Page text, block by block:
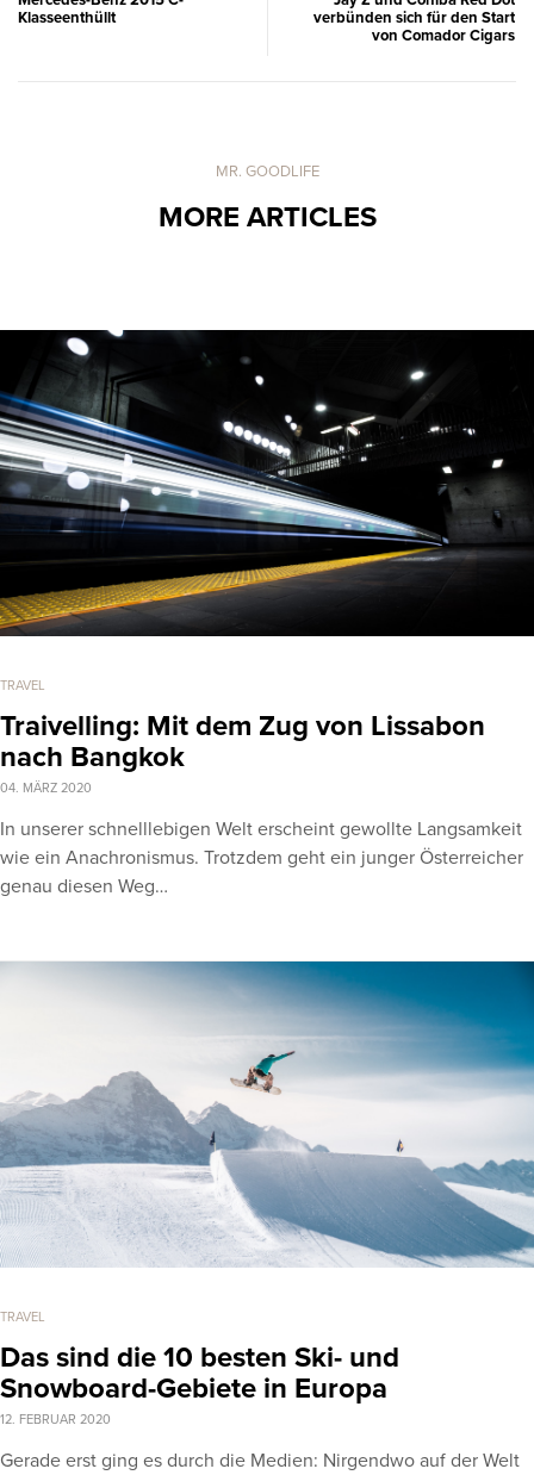
Klasseenthüllt
verbünden sich für den Start
von Comador Cigars
MR. GOODLIFE
MORE ARTICLES
TRAVEL
Traivelling: Mit dem Zug von Lissabon
nach Bangkok
04. MÄRZ 2020
In unserer schnelllebigen Welt erscheint gewollte Langsamkeit
wie ein Anachronismus. Trotzdem geht ein junger Österreicher
genau diesen Weg…
TRAVEL
Das sind die 10 besten Ski- und
Snowboard-Gebiete in Europa
12. FEBRUAR 2020
Gerade erst ging es durch die Medien: Nirgendwo auf der Welt